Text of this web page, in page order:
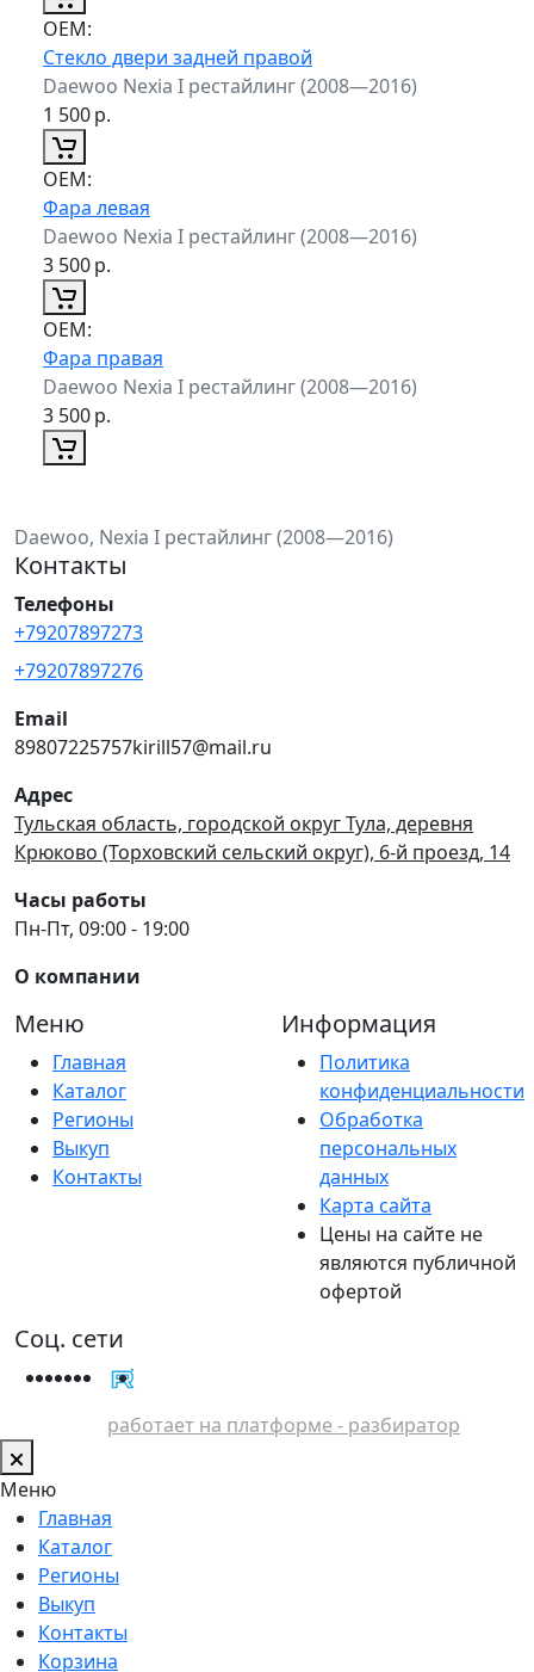
ОЕМ:
Стекло двери задней правой
Daewoo Nexia I рестайлинг (2008—2016)
1 500р.
ОЕМ:
Фара левая
Daewoo Nexia I рестайлинг (2008—2016)
3 500р.
ОЕМ:
Фара правая
Daewoo Nexia I рестайлинг (2008—2016)
3 500р.
Daewoo, Nexia I рестайлинг (2008—2016)
Контакты
Телефоны
+79207897273
+79207897276
Email
89807225757kirill57@mail.ru
Адрес
Тульская область, городской округ Тула, деревня
Крюково (Торховский сельский округ), 6-й проезд, 14
Часы работы
Пн-Пт, 09:00 - 19:00
О компании
Меню
Главная
Каталог
Регионы
Выкуп
Контакты
Информация
Политика
конфиденциальности
Обработка
персональных
данных
Карта сайта
Цены на сайте не
являются публичной
офертой
Соц. сети
работает на платформе - разбиратор
Меню
Главная
Каталог
Регионы
Выкуп
Контакты
Корзина